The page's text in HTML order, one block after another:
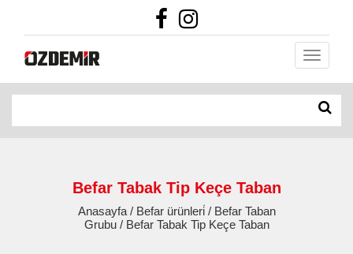
Befar Tabak Tip Keçe Taban
Anasayfa / Befar ürünleri̇ / Befar Taban
Grubu / Befar Tabak Tip Keçe Taban